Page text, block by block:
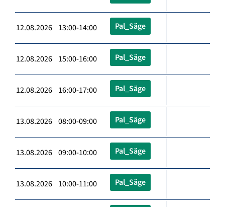
12.08.2026 13:00-14:00 Pal_Säge
12.08.2026 15:00-16:00 Pal_Säge
12.08.2026 16:00-17:00 Pal_Säge
13.08.2026 08:00-09:00 Pal_Säge
13.08.2026 09:00-10:00 Pal_Säge
13.08.2026 10:00-11:00 Pal_Säge